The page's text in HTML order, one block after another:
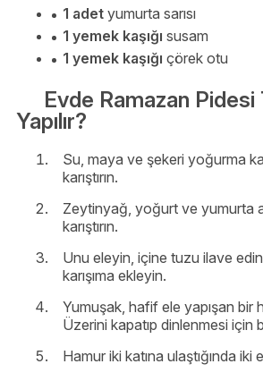
1 adet yumurta sarısı
1 yemek kaşığı susam
1 yemek kaşığı çörek otu
Evde Ramazan Pidesi
Yapılır?
Su, maya ve şekeri yoğurma
karıştırın.
Zeytinyağ, yoğurt ve yumurta
karıştırın.
Unu eleyin, içine tuzu ilave edin
karışıma ekleyin.
Yumuşak, hafif ele yapışan bir
Üzerini kapatıp dinlenmesi için
Hamur iki katına ulaştığında iki